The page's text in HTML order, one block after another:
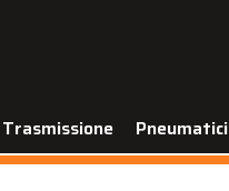
Trasmissione Pneumatici